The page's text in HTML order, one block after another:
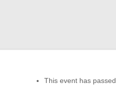
This event has passed.